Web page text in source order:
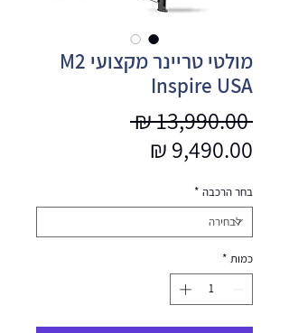
מולטי טריינר מקצועי M2
Inspire USA
‏13,990.00 ‏₪
מחיר
בחר הרכבה *
כמות *